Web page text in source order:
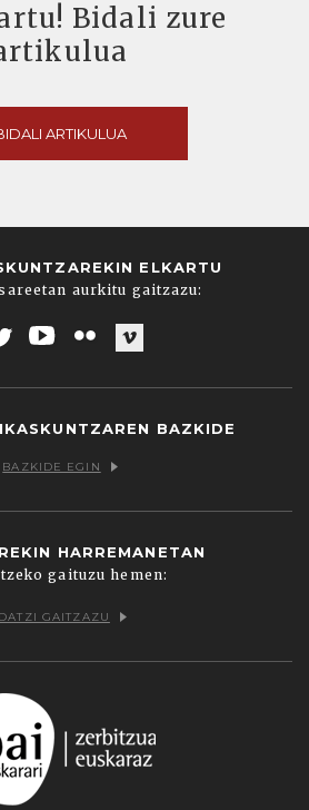
Bidali zure
ARTIKULUA
ELKARTU
aurkitu gaitzazu:
BAZKIDE
BAZKIDE EGIN
HARREMANETAN
gaituzu hemen:
GAITZAZU